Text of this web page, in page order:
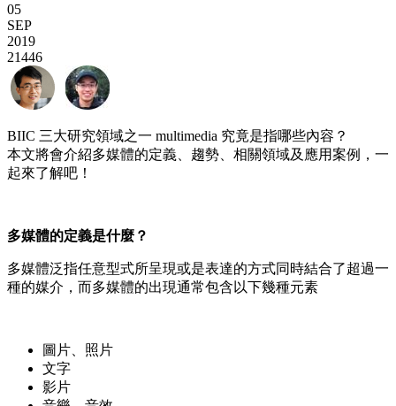
05
SEP
2019
21446
BIIC 三大研究領域之一 multimedia 究竟是指哪些內容？
本文將會介紹多媒體的定義、趨勢、相關領域及應用案例，一
起來了解吧！
多媒體的定義是什麼？
多媒體泛指任意型式所呈現或是表達的方式同時結合了超過一
種的媒介，而多媒體的出現通常包含以下幾種元素
圖片、照片
文字
影片